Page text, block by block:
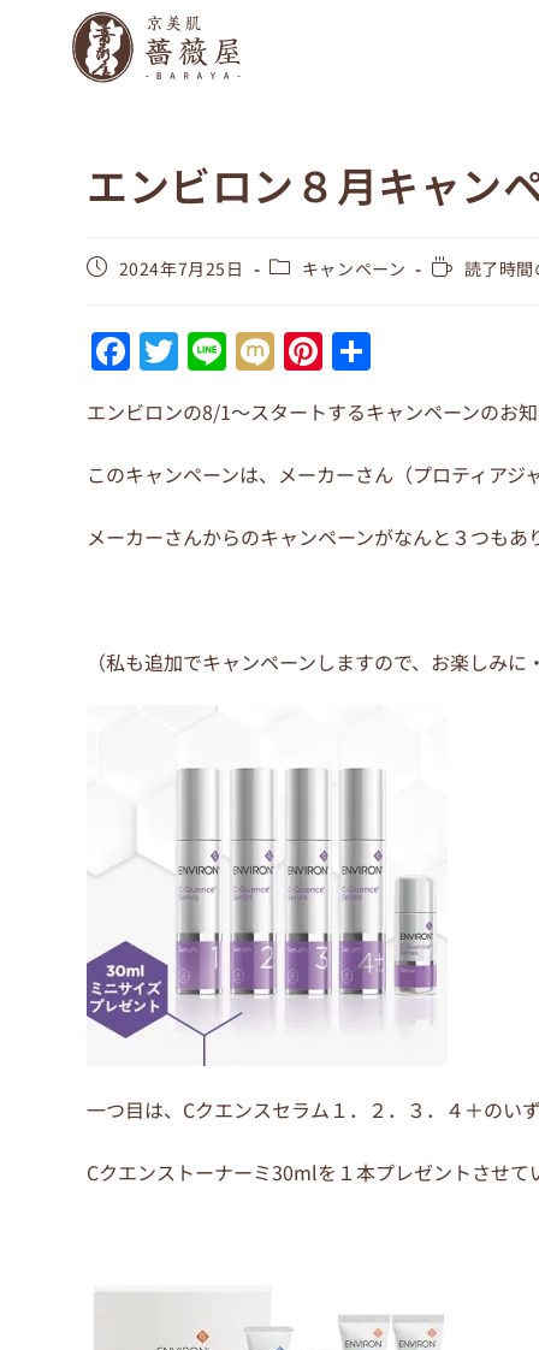
エンビロン８月キャン
2024年7月25日 キャンペーン 読了時
F
a
c
e
o
T
w
itt
er
Li
n
e
M
ix
i
Pi
nt
er
e
有
エンビロンの8/1～スタートするキャンペーンのお
このキャンペーンは、メーカーさん（プロティアジ
メーカーさんからのキャンペーンがなんと３つもあ
（私も追加でキャンペーンしますので、お楽しみに
一つ目は、Cクエンスセラム１．２．３．４＋のい
Cクエンストーナーミ30mlを１本プレゼントさせて